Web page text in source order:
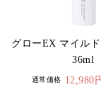
グローEX マイル
36ml
通常価格 12,980